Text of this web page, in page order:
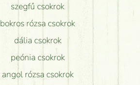
szegfű csokrok
bokros rózsa csokrok
dália csokrok
peónia csokrok
angol rózsa csokrok